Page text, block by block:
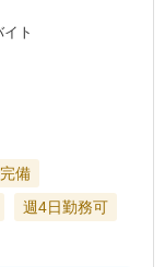
ト
備
週4日勤務可